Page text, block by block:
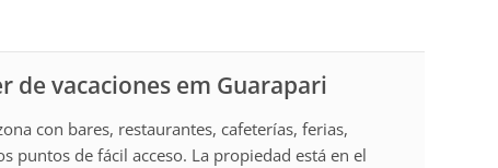
vacaciones em Guarapari
con bares, restaurantes, cafeterías, ferias,
puntos de fácil acceso. La propiedad está en el